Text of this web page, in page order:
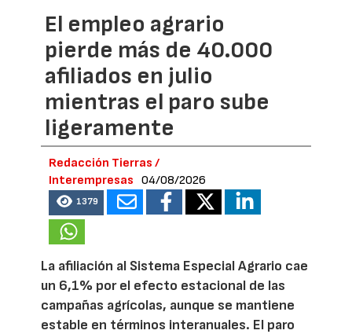
El empleo agrario
pierde más de 40.000
afiliados en julio
mientras el paro sube
ligeramente
Redacción Tierras /
Interempresas
04/08/2026
1379
La afiliación al Sistema Especial Agrario cae
un 6,1% por el efecto estacional de las
campañas agrícolas, aunque se mantiene
estable en términos interanuales. El paro